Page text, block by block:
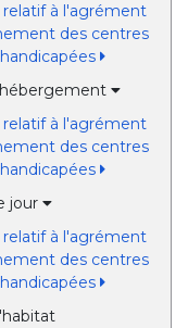
relatif à l'agrément
des centres
relatif à l'agrément
des centres
jour
relatif à l'agrément
des centres